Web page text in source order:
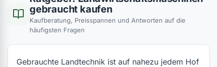
(0)
(0) (0)
gebraucht kaufen
Kaufberatung, Preisspannen und Antworten auf die
häufigsten Fragen
Gebrauchte Landtechnik ist auf nahezu jedem Hof